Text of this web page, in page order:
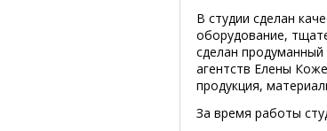
В студии сделан
оборудование,
сделан
агентств Елены
продукция,
За время работы